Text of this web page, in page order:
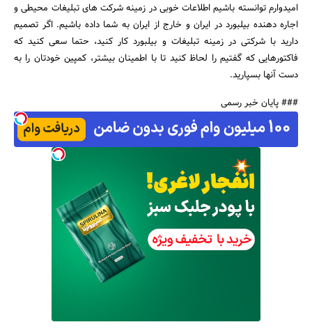
امیدوارم توانسته باشیم اطلاعات خوبی در زمینه شرکت های تبلیغات محیطی و
اجاره دهنده بیلبورد در ایران و خارج از ایران به شما داده باشیم. اگر تصمیم
دارید با شرکتی در زمینه تبلیغات و بیلبورد کار کنید، حتما سعی کنید که
فاکتورهایی که گفتیم را لحاظ کنید تا با اطمینان بیشتر، کمپین خودتان را به
دست آنها بسپارید.
### پایان خبر رسمی